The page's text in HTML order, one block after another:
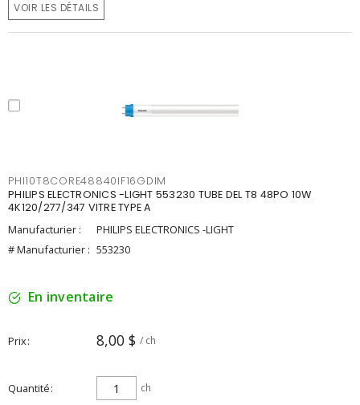
VOIR LES DÉTAILS
PHI10T8CORE48840IF16GDIM
PHILIPS ELECTRONICS -LIGHT 553230 TUBE DEL T8 48PO 10W
4K120/277/347 VITRE TYPE A
Manufacturier :
PHILIPS ELECTRONICS -LIGHT
# Manufacturier : 553230
En inventaire
Prix 8,00 $ / ch
Quantité ch